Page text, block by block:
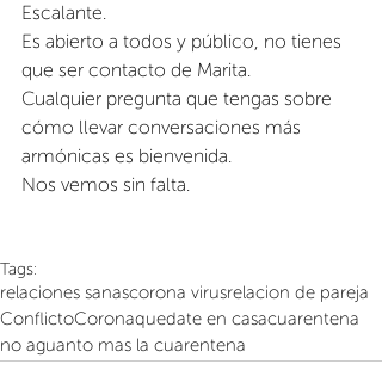
Escalante.
Es abierto a todos y público, no tienes
que ser contacto de Marita.
Cualquier pregunta que tengas sobre
cómo llevar conversaciones más
armónicas es bienvenida.
Nos vemos sin falta.
Tags:
relaciones sanascorona virusrelacion de pareja
ConflictoCoronaquedate en casacuarentena
no aguanto mas la cuarentena